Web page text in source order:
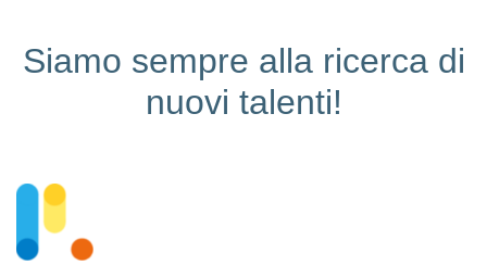
Siamo sempre alla ricerca di
nuovi talenti!